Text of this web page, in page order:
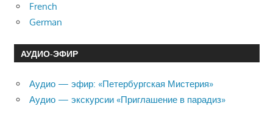
French
German
АУДИО-ЭФИР
Аудио — эфир: «Петербургская Мистерия»
Аудио — экскурсии «Приглашение в парадиз»